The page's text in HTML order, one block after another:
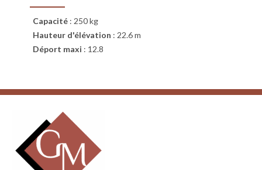
Capacité : 250 kg
Hauteur d'élévation : 22.6 m
Déport maxi : 12.8